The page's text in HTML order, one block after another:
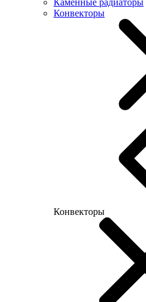
Каменные радиаторы
Конвекторы
Конвекторы